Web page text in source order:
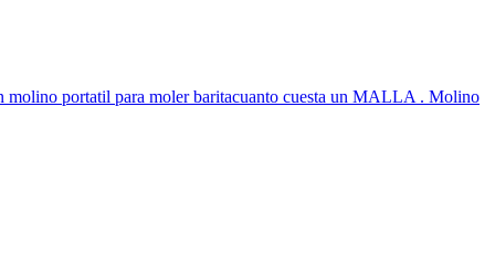
molino portatil para moler baritacuanto cuesta un MALLA . Molino